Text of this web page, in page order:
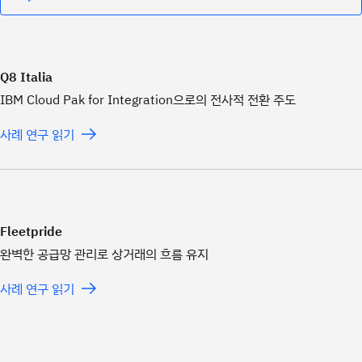
Q8 Italia
IBM Cloud Pak for Integration으로의 전사적 전환 주도
사례 연구 읽기
Fleetpride
완벽한 공급망 관리로 상거래의 흐름 유지
사례 연구 읽기